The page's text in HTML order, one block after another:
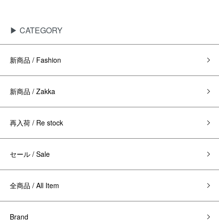
▶ CATEGORY
新商品 / Fashion
新商品 / Zakka
再入荷 / Re stock
セール / Sale
全商品 / All Item
Brand